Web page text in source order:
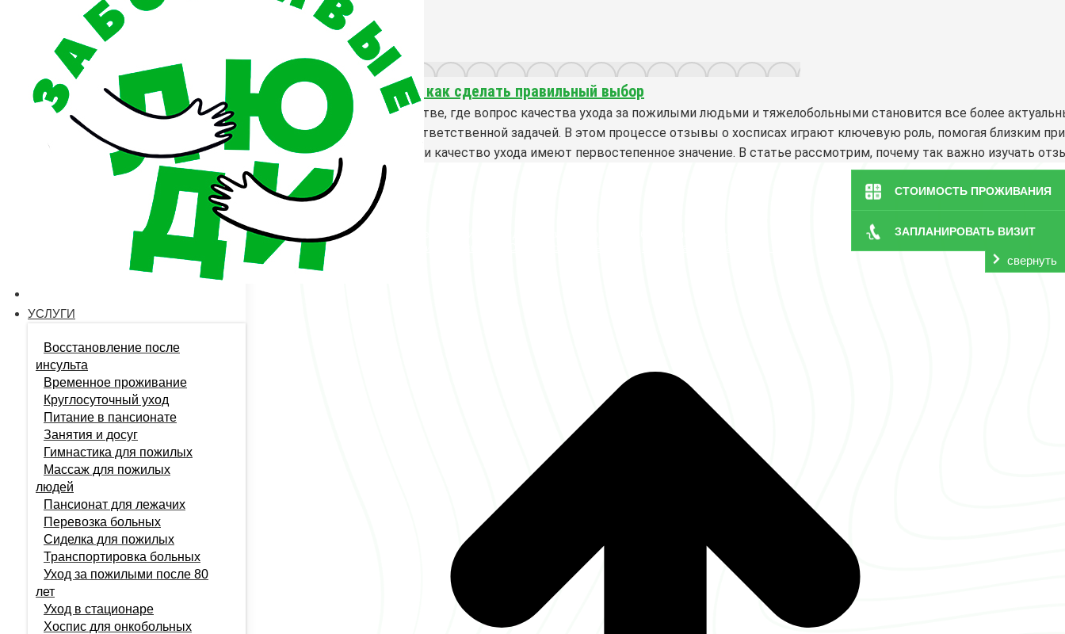
СТОИМОСТЬ ПРОЖИВАНИЯ
ЗАПЛАНИРОВАТЬ ВИЗИТ
свернуть
УСЛУГИ
Восстановление после
инсульта
Временное проживание
Круглосуточный уход
Питание в пансионате
Занятия и досуг
Гимнастика для пожилых
Массаж для пожилых
людей
Пансионат для лежачих
Перевозка больных
Сиделка для пожилых
Транспортировка больных
Уход за пожилыми после 80
лет
Уход в стационаре
Хоспис для онкобольных
Отзывы о хосписах: как сделать правильный выбор
В современном обществе, где вопрос качества ухода за пожилыми людьми и тяжелобольными становится все более
выступает важной и ответственной задачей. В этом процессе отзывы о хосписах играют ключевую роль, помогая близким
условиях, когда время и качество ухода имеют первостепенное значение. В статье рассмотрим, почему так важно изучать
©️ 2026 Федеральная сеть пансионатов для пожилых людей «Заботливые люди»
Политика конфиденциальности
8 903 177 97 01
Почта: